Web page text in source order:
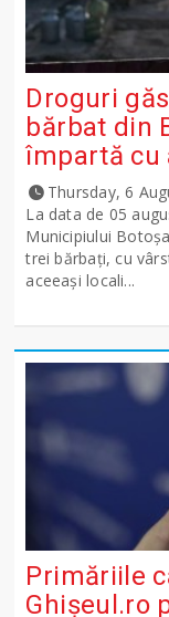
Droguri
bărbat din
împartă cu
Thursday, 6
La data de 05
Municipiului
trei bărbați, cu
aceeași locali...
Primăriile
Ghişeul.ro